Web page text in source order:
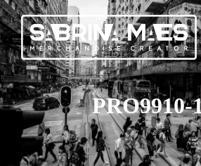
PRO9910-